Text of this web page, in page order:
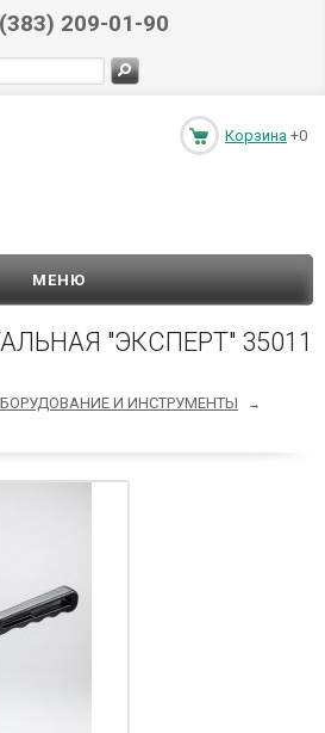
209-01-90
Корзина +0
МЕНЮ
"ЭКСПЕРТ" 35011
И ИНСТРУМЕНТЫ →